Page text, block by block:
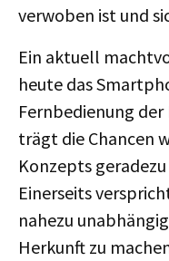
verwoben ist und
Ein aktuell
heute das
Fernbedienung
trägt die Chancen
Konzepts
Einerseits
nahezu
Herkunft zu